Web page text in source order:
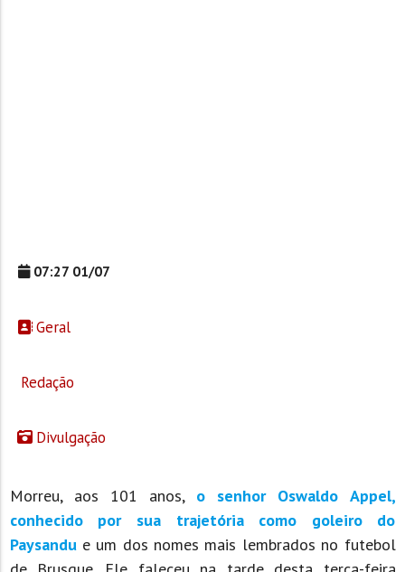
07:27 01/07
Geral
Redação
Divulgação
Morreu, aos 101 anos, o senhor Oswaldo Appel,
conhecido por sua trajetória como goleiro do
Paysandue um dos nomes mais lembrados no futebol